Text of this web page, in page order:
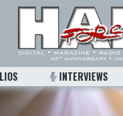
INTERVIEWS